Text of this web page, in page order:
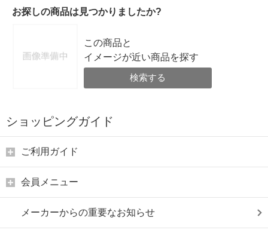
お探しの商品は見つかりましたか?
この商品と
イメージが近い商品を探す
検索する
ショッピングガイド
ご利用ガイド
会員メニュー
メーカーからの重要なお知らせ